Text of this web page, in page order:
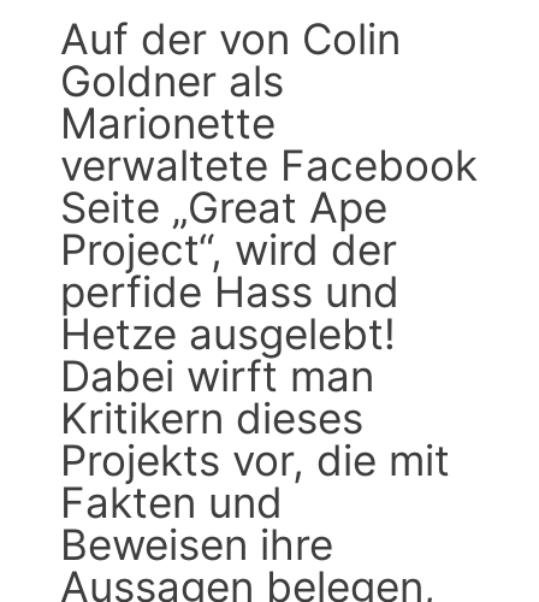
Auf der von Colin
Goldner als
Marionette
verwaltete Facebook
Seite „Great Ape
Project“, wird der
perfide Hass und
Hetze ausgelebt!
Dabei wirft man
Kritikern dieses
Projekts vor, die mit
Fakten und
Beweisen ihre
Aussagen belegen,